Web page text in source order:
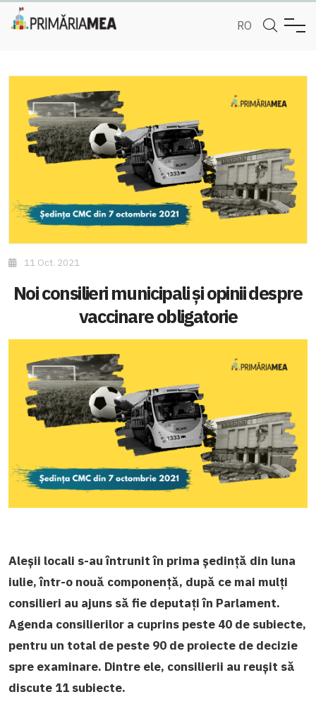
RO
11 Oct. 2021
Noi consilieri municipali și opinii despre
vaccinare obligatorie
Aleșii locali s-au întrunit în prima ședință din luna
iulie, într-o nouă componență, după ce mai mulți
consilieri au ajuns să fie deputați în Parlament.
Agenda consilierilor a cuprins peste 40 de subiecte,
pentru un total de peste 90 de proiecte de decizie
spre examinare. Dintre ele, consilierii au reușit să
discute 11 subiecte.